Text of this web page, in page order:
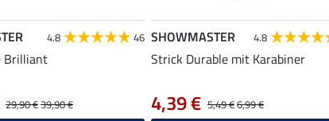
4.8 46
Brilliant
29,90 €39,90 €
SHOWMASTER 4.8
Strick Durable mit Karabiner
5,49 €6,99 €
4,39 €